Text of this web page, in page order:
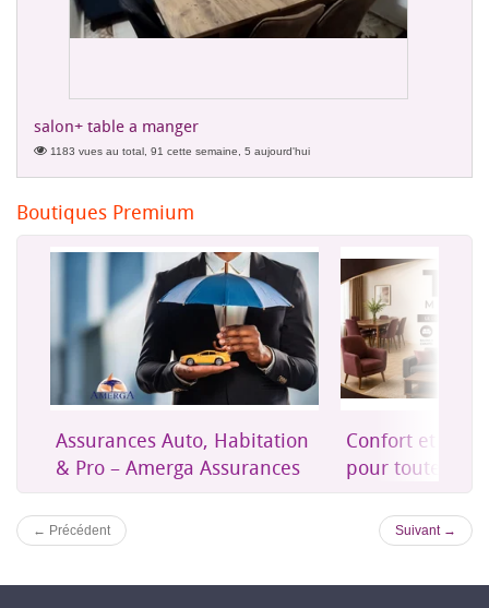
salon+ table a manger
1183 vues au total, 91 cette semaine, 5 aujourd'hui
Boutiques Premium
Confort et mobilier moderne
pour toute la maison
Une
accessible à
← Précédent Suivant →